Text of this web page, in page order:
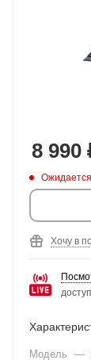
8 990
Хочу в
Модель —